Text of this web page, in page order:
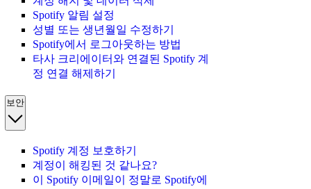
Spotify 알림 설정
성별 또는 생년월일 수정하기
Spotify에서 로그아웃하는 방법
타사 크리에이터와 연결된 Spotify 계
정 연결 해제하기
보안
Spotify 계정 보호하기
계정이 해킹된 것 같나요?
이 Spotify 이메일이 정말로 Spotify에